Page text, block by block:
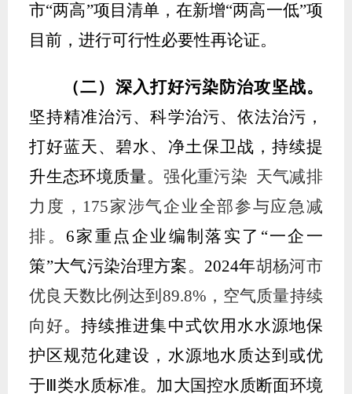
市“两高”项目清单，在新增“两高一低”项
目前，进行可行性必要性再论证。
（二） 深入打好污染防治攻坚战。
坚持精准治污、科学治污、依法治污，
打好蓝天、碧水、净土保卫战，持续提
升生态环境质量。强化重污染 天气减排
力度 ， 175家涉气企业全部参与应急减
排 。 6家重点企业编制落实了“一企一
策”大气污染治理方案。 2024年胡杨河市
优良天数比例达到 89.8% ，空气质量持续
向好。持续推进集中式饮用水水源地保
护区规范化建设，水源地水质达到或优
于Ⅲ类水质标准。加大国控水质断面环境